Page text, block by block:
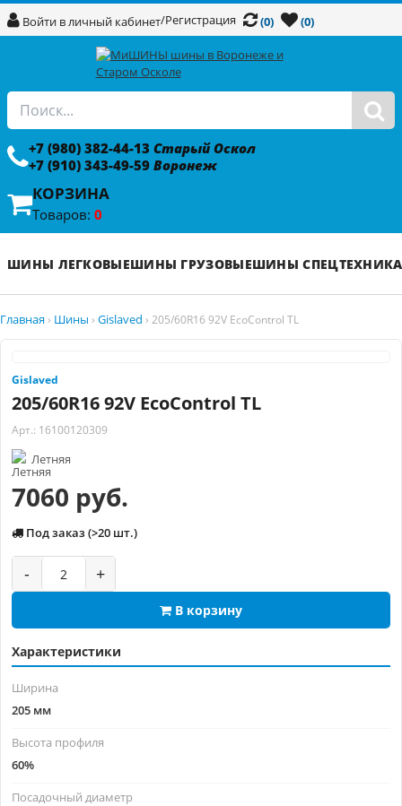
Войти в личный кабинет/Регистрация (0) (0)
+7 (980) 382-44-13 Старый Оскол
+7 (910) 343-49-59 Воронеж
КОРЗИНА
Товаров: 0
ШИНЫ ЛЕГКОВЫЕШИНЫ ГРУЗОВЫЕШИНЫ СПЕЦТЕХНИКА
Главная › Шины › Gislaved › 205/60R16 92V EcoControl TL
Gislaved
205/60R16 92V EcoControl TL
Арт.: 16100120309
Летняя
7060 руб.
Под заказ (>20 шт.)
- +
В корзину
Характеристики
Ширина
205 мм
Высота профиля
60%
Посадочный диаметр